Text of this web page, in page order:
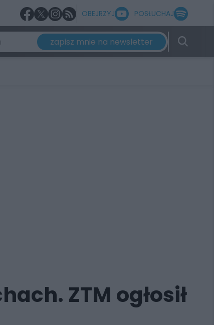
OBEJRZYJ POSŁUCHAJ
zapisz mnie na newsletter
ZTM ogłosił